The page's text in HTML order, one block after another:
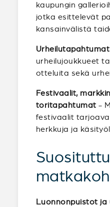
kaupungin
jotka esittelevät
kansainvälistä
Urheilutapahtumat
urheilujoukkueet
otteluita sekä
Festivaalit,
toritapahtumat -
festivaalit
herkkuja ja
Luonnonpuistot ja